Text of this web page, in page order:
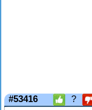
#53416 ?